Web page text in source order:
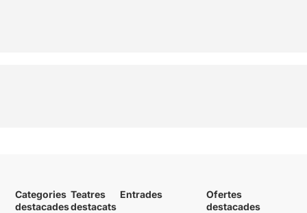
Categories
destacades
Teatres
destacats
Entrades
Ofertes
destacades